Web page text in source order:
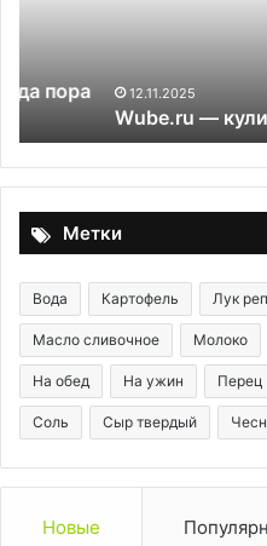
12.11.2025
Wube.ru — кулинарный
Метки
Вода Картофель Лук
Масло сливочное Молоко
На обед На ужин Перец
Соль Сыр твердый
Новые